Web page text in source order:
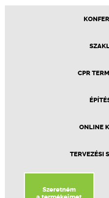
CPR
ONLINE
TERVEZÉSI
Szeretném
a termékeimet